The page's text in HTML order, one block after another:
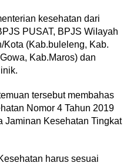
kesehatan dari
PUSAT, BPJS WiIayah
Kota (Kab.buleleng, Kab.
Kab.Maros) dan
tersebut membahas
Nomor 4 Tahun 2019
Jaminan Kesehatan Tingkat
harus sesuai